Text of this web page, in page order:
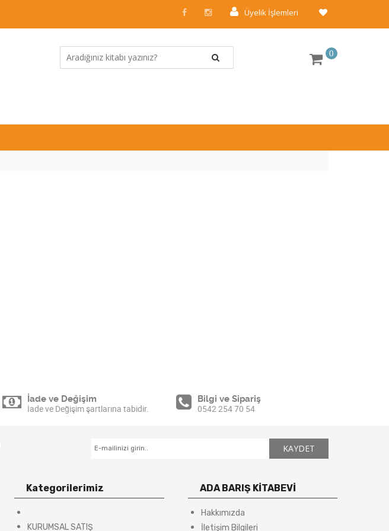
Üyelik İşlemleri
0
İade ve Değişim
İade ve Değişim şartlarına tabidir.
Bilgi ve Sipariş
0542 254 70 54
Kategorilerimiz
KURUMSAL SATIŞ
ADA BARIŞ KİTABEVİ
Hakkımızda
İletişim Bilgileri